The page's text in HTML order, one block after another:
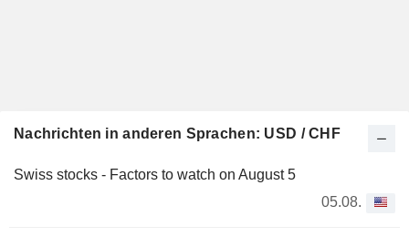
Nachrichten in anderen Sprachen: USD / CHF
Swiss stocks - Factors to watch on August 5
05.08.